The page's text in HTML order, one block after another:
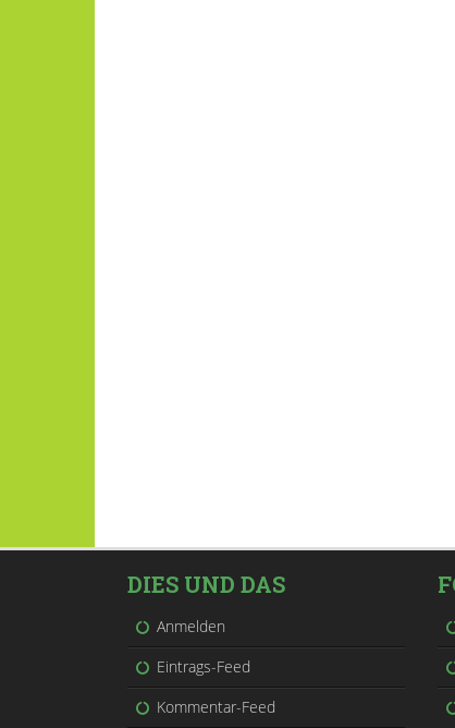
DIES UND DAS
Anmelden
Eintrags-Feed
Kommentar-Feed